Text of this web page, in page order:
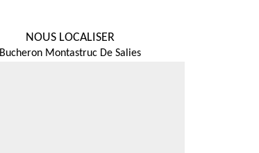
NOUS LOCALISER
Bucheron Montastruc De Salies